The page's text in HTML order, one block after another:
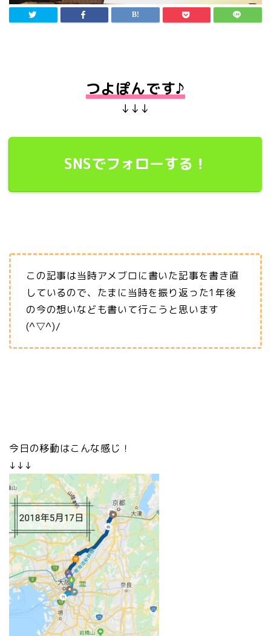
つよぽんです♪
↓↓↓
SNSでフォローする！
この記事は当時アメブロに書いた記事を書き直
しているので、たまに当時を振り返った1年後
の今の想いなども書いて行こうと思います
(^▽^)/
今日の移動はこんな感じ！
↓↓↓